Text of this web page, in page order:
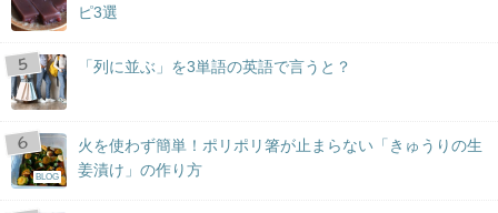
ピ3選
「列に並ぶ」を3単語の英語で言うと？
BLOG
火を使わず簡単！ポリポリ箸が止まらない「きゅうりの生
姜漬け」の作り方